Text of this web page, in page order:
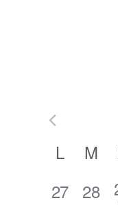
CL M
0
27 0
28